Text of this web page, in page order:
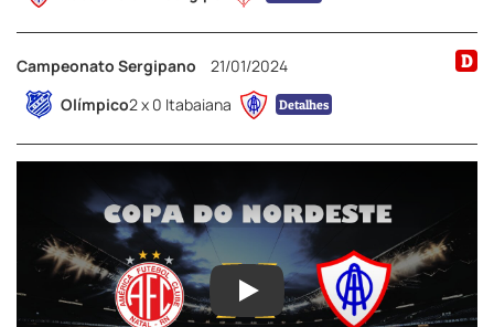
Campeonato Sergipano 21/01/2024 D
Olímpico2 x 0 Itabaiana Detalhes
Play